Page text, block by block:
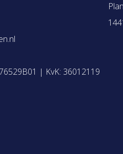
| KvK: 36012119